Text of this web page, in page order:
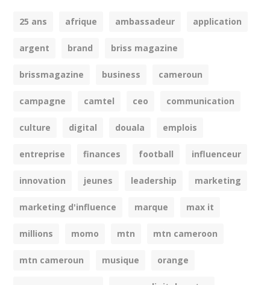
25 ans afrique ambassadeur application
argent brand briss magazine
brissmagazine business cameroun
campagne camtel ceo communication
culture digital douala emplois
entreprise finances football influenceur
innovation jeunes leadership marketing
marketing d'influence marque max it
millions momo mtn mtn cameroon
mtn cameroun musique orange